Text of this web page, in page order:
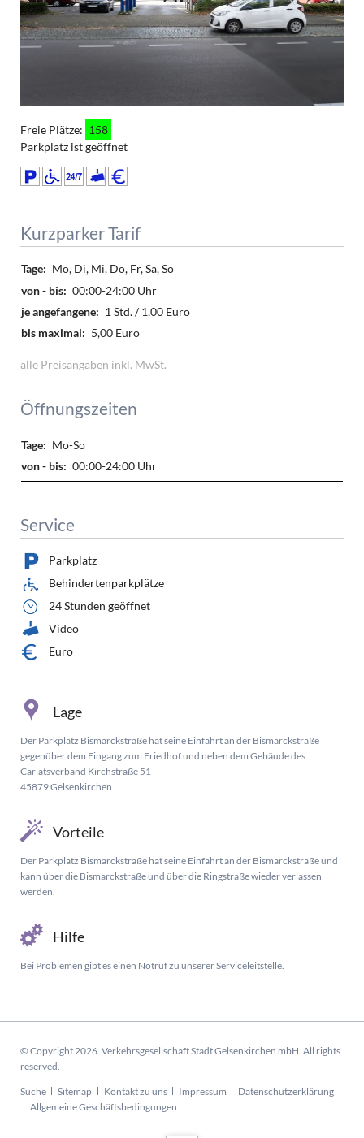
Freie Plätze: 158
Parkplatz ist geöffnet
Öffnungszeiten
Mo-So
00:00-24:00 Uhr
Service
Parkplatz
Behindertenparkplätze
24 Stunden geöffnet
Video
Euro
Kurzparker Tarif
Mo, Di, Mi, Do, Fr, Sa, So
00:00-24:00 Uhr
1 Std. / 1,00 Euro
5,00 Euro
alle Preisangaben inkl. MwSt.
Lage
Der Parkplatz Bismarckstraße hat seine Einfahrt an der Bismarckstraße
gegenüber dem Eingang zum Friedhof und neben dem Gebäude des
Cariatsverband Kirchstraße 51
45879 Gelsenkirchen
Vorteile
Der Parkplatz Bismarckstraße hat seine Einfahrt an der Bismarckstraße und
kann über die Bismarckstraße und über die Ringstraße wieder verlassen
werden.
Hilfe
Bei Problemen gibt es einen Notruf zu unserer Serviceleitstelle.
© Copyright 2026. Verkehrsgesellschaft Stadt Gelsenkirchen mbH. All rights
reserved.
Navigation
überspringen
Suche Sitemap Kontakt zu uns Impressum
Datenschutzerklärung
Allgemeine Geschäftsbedingungen